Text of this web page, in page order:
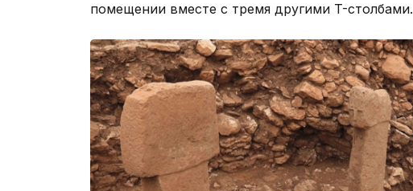
помещении вместе с тремя другими T-столбами.